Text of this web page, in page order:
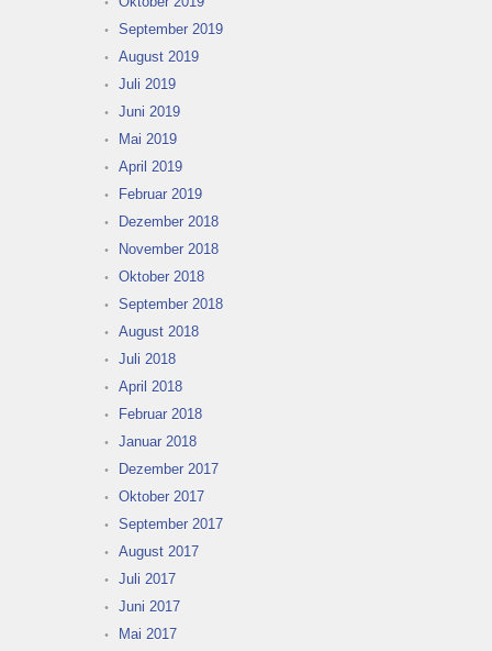
September 2019
August 2019
Juli 2019
Juni 2019
Mai 2019
April 2019
Februar 2019
Dezember 2018
November 2018
Oktober 2018
September 2018
August 2018
Juli 2018
April 2018
Februar 2018
Januar 2018
Dezember 2017
Oktober 2017
September 2017
August 2017
Juli 2017
Juni 2017
Mai 2017